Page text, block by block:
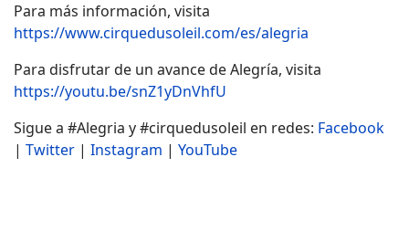
Para más información, visita
https://www.cirquedusoleil.com/es/alegria
Para disfrutar de un avance de Alegría, visita
https://youtu.be/snZ1yDnVhfU
Sigue a #Alegria y #cirquedusoleil en redes: Facebook
| Twitter | Instagram | YouTube